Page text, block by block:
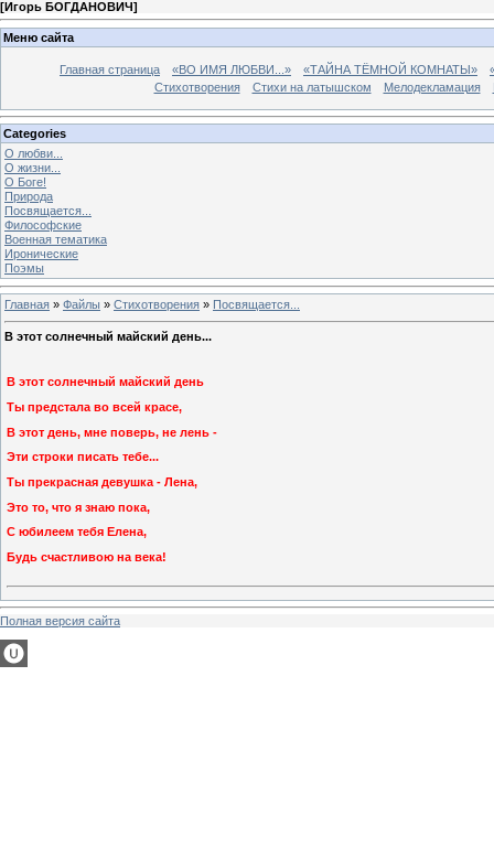
[Игорь БОГДАНОВИЧ]
Меню сайта
Главная страница «ВО ИМЯ ЛЮБВИ...» «ТАЙНА ТЁМНОЙ КОМНАТЫ»
Стихотворения
Стихи на латышском Мелодекламация
Categories
О любви...
О жизни...
О Боге!
Природа
Посвящается...
Философские
Военная тематика
Иронические
Поэмы
Главная » Файлы » Стихотворения » Посвящается...
В этот солнечный майский день...
В этот солнечный майский день
Ты предстала во всей красе,
В этот день, мне поверь, не лень -
Эти строки писать тебе...
Ты прекрасная девушка - Лена,
Это то, что я знаю пока,
С юбилеем тебя Елена,
Будь счастливою на века!
Полная версия сайта